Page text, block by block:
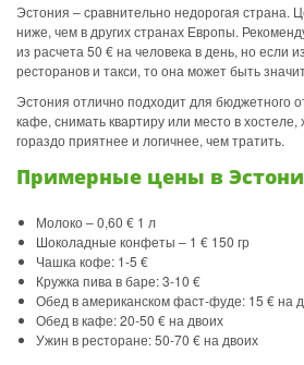
Эстония – сравнительно недорогая страна.
ниже, чем в других странах Европы.
из расчета 50 € на человека в день, но если
ресторанов и такси, то она может быть
Эстония отлично подходит для бюджетного
кафе, снимать квартиру или место в
гораздо приятнее и логичнее, чем тратить.
Примерные цены в
Молоко – 0,60 € 1 л
Шоколадные конфеты – 1 € 150 гр
Чашка кофе: 1-5 €
Кружка пива в баре: 3-10 €
Обед в американском фаст-фуде: 15 € на
Обед в кафе: 20-50 € на двоих
Ужин в ресторане: 50-70 € на двоих